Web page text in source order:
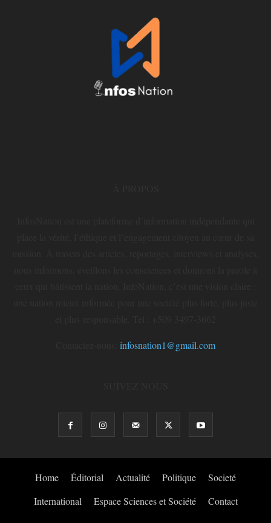
infosnation1@gmail.com
Home Éditorial Actualité Politique
Societé
International
Espace Sciences et Société Contact